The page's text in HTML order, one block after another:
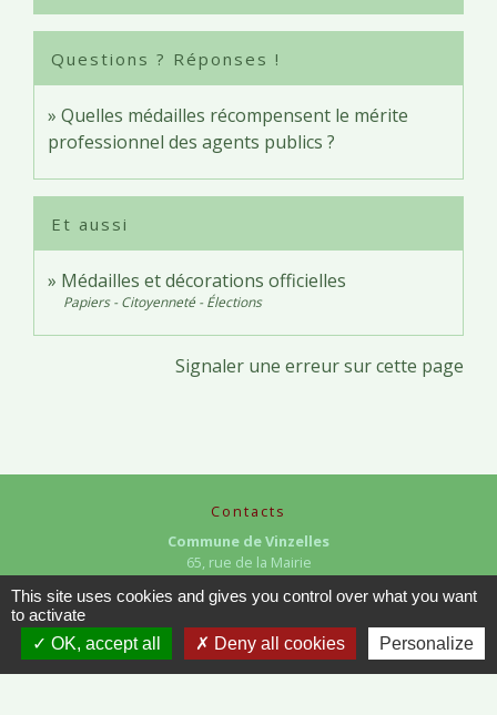
Questions ? Réponses !
Quelles médailles récompensent le mérite
professionnel des agents publics ?
Et aussi
Médailles et décorations officielles
Papiers - Citoyenneté - Élections
Signaler une erreur sur cette page
Contacts
Commune de Vinzelles
65, rue de la Mairie
+33 3 85 35 61 19
Contact par formulaire
This site uses cookies and gives you control over what you want
to activate
OK, accept all
Deny all cookies Personalize